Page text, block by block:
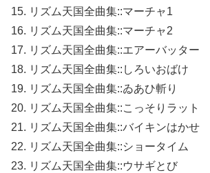
15. リズム天国全曲集::マーチャ1
16. リズム天国全曲集::マーチャ2
17. リズム天国全曲集::エアーバッター
18. リズム天国全曲集::しろいおばけ
19. リズム天国全曲集::ゐあひ斬り
20. リズム天国全曲集::こっそりラット
21. リズム天国全曲集::バイキンはかせ
22. リズム天国全曲集::ショータイム
23. リズム天国全曲集::ウサギとび